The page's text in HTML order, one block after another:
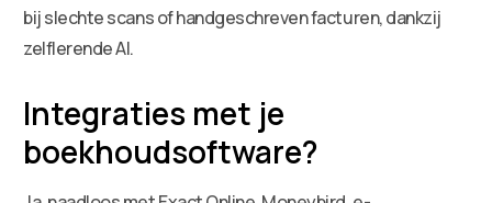
bij slechte scans of handgeschreven facturen, dankzij
zelflerende AI.
Integraties met je
boekhoudsoftware?